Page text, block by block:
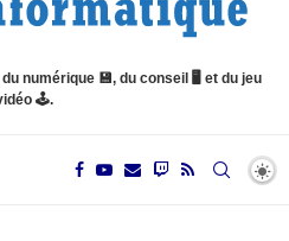
numérique 💾, du conseil 🖥️ et du jeu
🕹️.